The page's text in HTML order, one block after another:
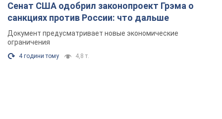
Сенат США одобрил законопроект Грэма о
санкциях против России: что дальше
Документ предусматривает новые экономические
ограничения
4 години тому 4,8 т.